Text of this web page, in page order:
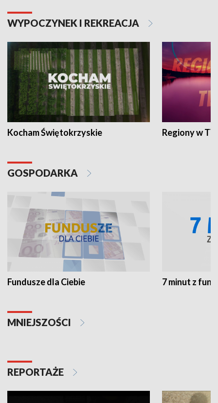
WYPOCZYNEK I REKREACJA
Kocham Świętokrzyskie Regiony w
GOSPODARKA
Fundusze dla Ciebie 7 minut z
MNIEJSZOŚCI
REPORTAŻE